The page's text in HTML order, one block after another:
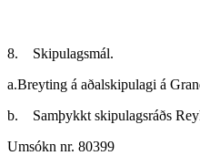
8. Skipulagsmál.
a.Breyting á aðalskipulagi á
b. Samþykkt skipulagsráðs
Umsókn nr. 80399